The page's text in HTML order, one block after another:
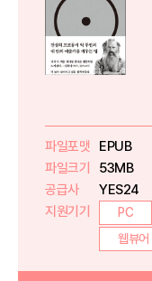
파일포맷
EPUB
파일크기
53MB
공급사
YES24
지원기기
PC
웹뷰어